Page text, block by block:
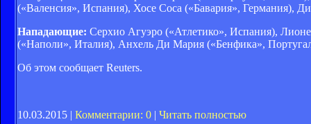
(«Валенсия», Испания), Хосе Соса («Бавария», Германия),
Нападающие: Серхио Агуэро («Атлетико», Испания),
(«Наполи», Италия), Анхель Ди Мария («Бенфика»,
Об этом сообщает Reuters.
10.03.2015 | Комментарии: 0 Читать полностью